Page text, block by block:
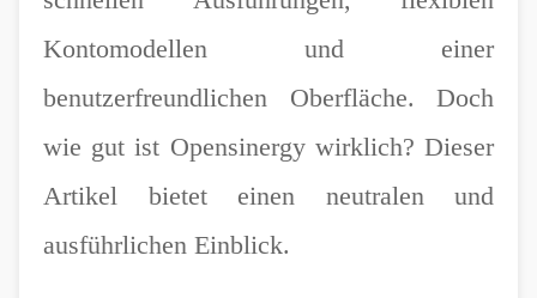
Kontomodellen und einer
benutzerfreundlichen Oberfläche. Doch
wie gut ist Opensinergy wirklich? Dieser
Artikel bietet einen neutralen und
ausführlichen Einblick.